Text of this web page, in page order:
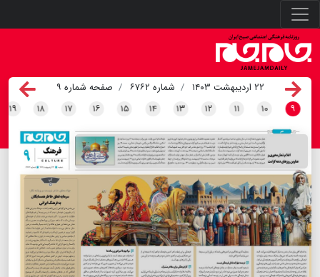
۲۲ اردیبهشت ۱۴۰۳ شماره ۶۷۶۲
صفحه شماره ۹
۹ ۱۰ ۱۱ ۱۲ ۱۳ ۱۴ ۱۵ ۱۶ ۱۷ ۱۸ ۱۹